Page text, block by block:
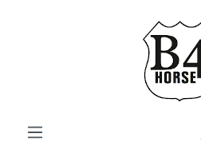
Zum Hauptinhalt springen